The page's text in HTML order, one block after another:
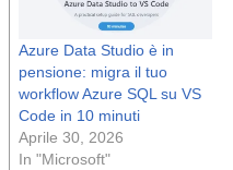
Azure Data Studio è in
pensione: migra il tuo
workflow Azure SQL su VS
Code in 10 minuti
Aprile 30, 2026
In "Microsoft"